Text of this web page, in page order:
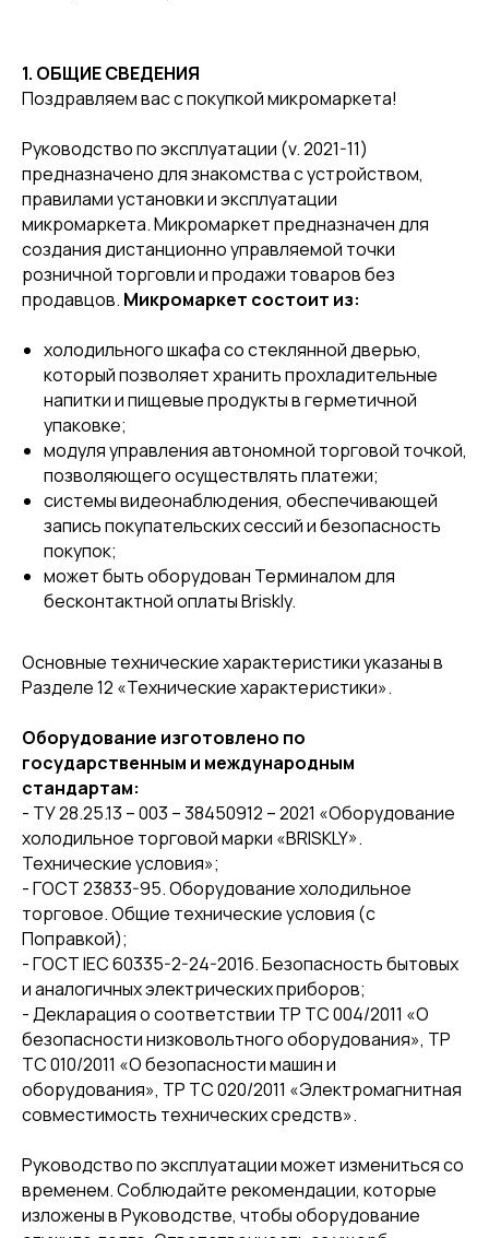
1. ОБЩИЕ СВЕДЕНИЯ
Поздравляем вас с покупкой микромаркета!
Руководство по эксплуатации (v. 2021-11)
предназначено для знакомства с устройством,
правилами установки и эксплуатации
микромаркета. Микромаркет предназначен для
создания дистанционно управляемой точки
розничной торговли и продажи товаров без
продавцов. Микромаркет состоит из:
холодильного шкафа со стеклянной дверью,
который позволяет хранить прохладительные
напитки и пищевые продукты в герметичной
упаковке;
модуля управления автономной торговой точкой,
позволяющего осуществлять платежи;
системы видеонаблюдения, обеспечивающей
запись покупательских сессий и безопасность
покупок;
может быть оборудован Терминалом для
бесконтактной оплаты Briskly.
Основные технические характеристики указаны в
Разделе 12 «Технические характеристики».
Оборудование изготовлено по
государственным и международным
стандартам:
- ТУ 28.25.13 – 003 – 38450912 – 2021 «Оборудование
холодильное торговой марки «BRISKLY».
Технические условия»;
- ГОСТ 23833-95. Оборудование холодильное
торговое. Общие технические условия (с
Поправкой);
- ГОСТ IEC 60335-2-24-2016. Безопасность бытовых
и аналогичных электрических приборов;
- Декларация о соответствии ТР ТС 004/2011 «О
безопасности низковольтного оборудования», ТР
ТС 010/2011 «О безопасности машин и
оборудования», ТР ТС 020/2011 «Электромагнитная
совместимость технических средств».
Руководство по эксплуатации может измениться со
временем. Соблюдайте рекомендации, которые
изложены в Руководстве, чтобы оборудование